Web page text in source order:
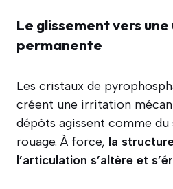
Le glissement vers
permanente
Les cristaux de
créent une irritation
dépôts agissent comme du
rouage. À force, la
l’articulation s’altère et